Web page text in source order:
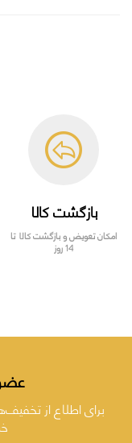
بازگشت کالا
امکان تعویض و بازگشت کالا تا
14 روز
برای اطلاع از